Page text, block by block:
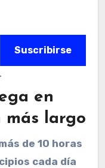
Suscribirse
en
más largo
de 10 horas
cada día